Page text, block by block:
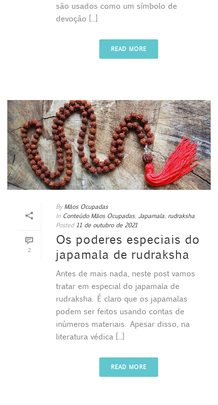
são usados como um símbolo de
devoção [...]
READ MORE
2
By Mãos Ocupadas
In Conteúdo Mãos Ocupadas, Japamala, rudraksha
Posted 11 de outubro de 2021
Os poderes especiais do
japamala de rudraksha
Antes de mais nada, neste post vamos
tratar em especial do japamala de
rudraksha. É claro que os japamalas
podem ser feitos usando contas de
inúmeros materiais. Apesar disso, na
literatura védica [...]
READ MORE